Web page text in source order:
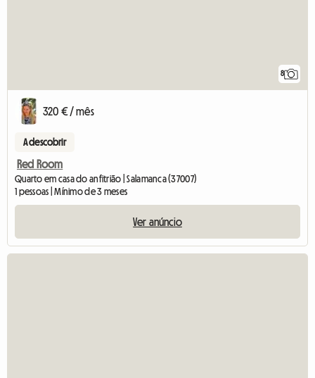
8
320 € / mês
A descobrir
Red Room
Quarto em casa do anfitrião | Salamanca (37007)
1 pessoas | Mínimo de 3 meses
Ver anúncio